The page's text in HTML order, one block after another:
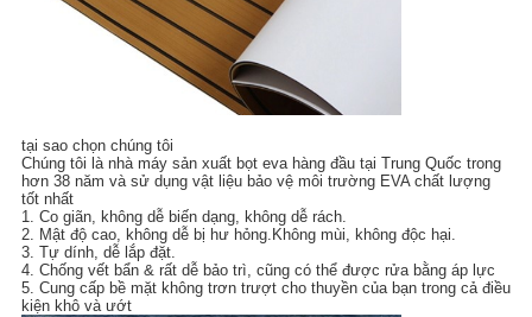
tại sao chọn chúng tôi
Chúng tôi là nhà máy sản xuất bọt eva hàng đầu tại Trung Quốc trong
hơn 38 năm và sử dụng vật liệu bảo vệ môi trường EVA chất lượng
tốt nhất
1. Co giãn, không dễ biến dạng, không dễ rách.
2. Mật độ cao, không dễ bị hư hỏng.Không mùi, không độc hại.
3. Tự dính, dễ lắp đặt.
4. Chống vết bẩn & rất dễ bảo trì, cũng có thể được rửa bằng áp lực
5. Cung cấp bề mặt không trơn trượt cho thuyền của bạn trong cả điều
kiện khô và ướt